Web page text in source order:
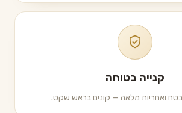
קנייה בטוחה
ואחריות מלאה — קונים בראש שקט.